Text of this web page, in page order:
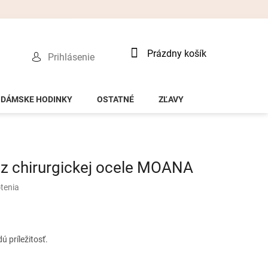
Prihlásenie
Nákupný
Prázdny košík
DÁMSKE HODINKY OSTATNÉ ZĽAVY
chirurgickej ocele MOANA
príležitosť.